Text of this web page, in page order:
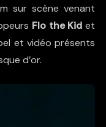
sur scène venant
Flo the Kid et
et vidéo présents
d’or.